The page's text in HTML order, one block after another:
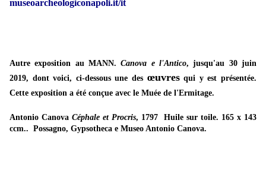
museoarcheologiconapoli.it/it
Autre exposition au MANN.Canova e l'Antico, jusqu'au 30 juin
2019, dont voici, ci-dessous une des œuvresqui y est présentée.
Cette exposition a été conçue avec le Muée de l'Ermitage.
Antonio Canova Céphale et Procris, 1797 Huile sur toile. 165 x 143
ccm.. Possagno, Gypsotheca e Museo Antonio Canova.